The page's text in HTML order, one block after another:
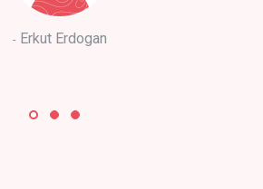
Erkut Erdogan